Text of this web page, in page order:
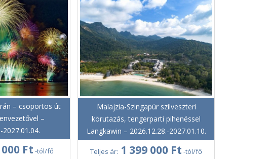
– csoportos út
–
2027.01.04.
Ft -tól/fő
Malajzia-Szingapúr szilveszteri
körutazás, tengerparti pihenéssel
Langkawin – 2026.12.28.-2027.01.10.
Teljes ár: 1 399 000 Ft -tól/fő